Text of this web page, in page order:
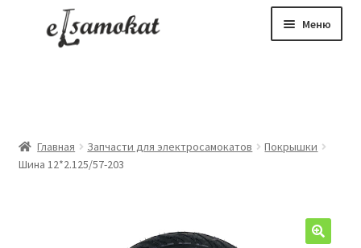
Перейти
Перейти
Меню
Сборка электровелосипедов
Главная Запчасти для электросамокатов
Покрышки
Шина 12*2.125/57-203